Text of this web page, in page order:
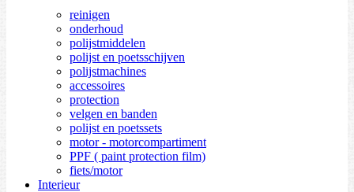
reinigen
onderhoud
polijstmiddelen
polijst en poetsschijven
polijstmachines
accessoires
protection
velgen en banden
polijst en poetssets
motor - motorcompartiment
PPF ( paint protection film)
fiets/motor
Interieur